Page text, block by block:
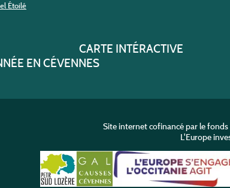
Étoilé
CARTE INTÉRACTIVE
EN CÉVENNES
Site internet cofinancé par le
L'Europe